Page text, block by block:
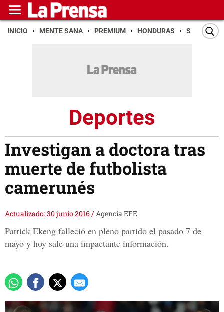
INICIO MENTE SANA PREMIUM HONDURAS SAN PEDRO
Deportes
Investigan a doctora tras
muerte de futbolista
camerunés
Actualizado: 30 junio 2016/Agencia EFE
Patrick Ekeng falleció en pleno partido el pasado 7 de
mayo y hoy sale una impactante información.